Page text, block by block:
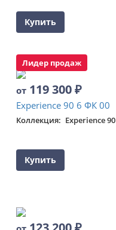
Купить
Лидер продаж
от 119 300₽
Experience 90 6 ФК 00
Коллекция Experience 90
Купить